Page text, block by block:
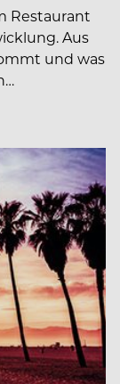
Restaurant
Aus
und was